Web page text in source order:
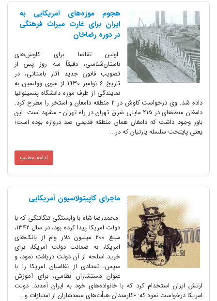
هجوم موزه‌های آمریکایی به
ایران برای غارت میراث فرهنگی
در دوره رضاخان
اولین تقاضا برای کاوش‌های
باستان‌شناسی، دقیقاً سه روز پس از
تصویب قانون جدید آثار باستانی، در
تاریخ 6 نوامبر 1930 از سوی وولسین به
نمایندگی از طرف موزه دانشگاه پنسیلوانیا
داده شد. وی درخواست کاوش در 2 منطقه دامغان و استخر را مطرح کرد.
دامغان منطقه‌ای در 215 مایلی شرق تهران در راه تهران - مشهد است. این
باور وجود داشت که دامغان همان منطقه قدیمی صد دروازه بوده است؛
یعنی پایتخت سلسله پارتیان که در...
ادامه مطلب
ماجرای کاپیتولاسیون آمریکایی
محمدرضا شاه با وابستگی تنگاتنگی که با
دولت امریکا پیدا کرده بود، در سال 1342،
مبلغ 200 میلیون دلار وام از بانک‌های
امریکا، به ضمانت دولت امریکا، برای
خرید اسلحه از آن دولت دریافت نمود، و
سپس، تعدادی از نظامیان امریکا را با
عنوان مستشاران نظامی، برای آموزش
ارتش ایران استخدام کرد که با خانواده‌های خود به ایران آمدند. دولت
امریکا درخواست نمود که: «کارمندان هیأت‌های مستشاران از امتیازات و...